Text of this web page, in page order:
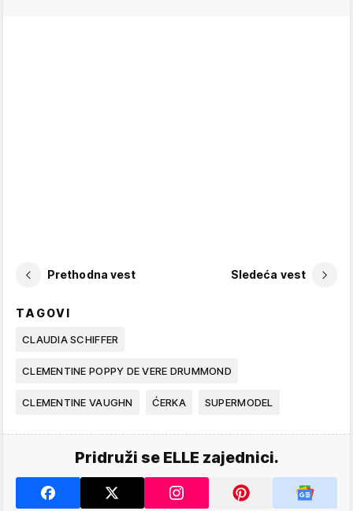
Prethodna vest Sledeća vest
TAGOVI
CLAUDIA SCHIFFER
CLEMENTINE POPPY DE VERE DRUMMOND
CLEMENTINE VAUGHN ĆERKA SUPERMODEL
Pridruži se ELLE zajednici.